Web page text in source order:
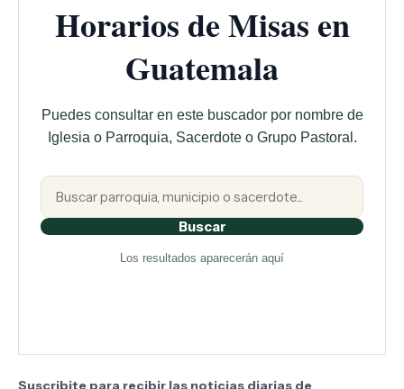
Horarios de Misas en
Guatemala
Puedes consultar en este buscador por nombre de
Iglesia o Parroquia, Sacerdote o Grupo Pastoral.
Buscar
Los resultados aparecerán aquí